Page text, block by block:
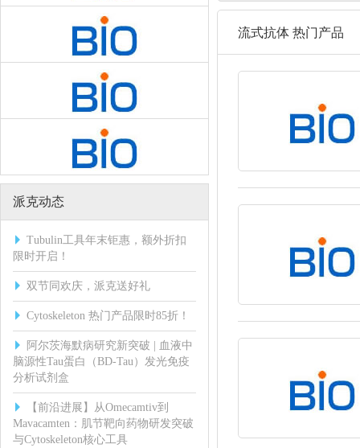
派克动态
Tubulin工具年末钜惠，额外折扣
限时开启！
双节同欢庆，派克送好礼
Cytoskeleton 热门产品限时85折！
阿尔茨海默病研究新突破 | 血液中
脑源性Tau蛋白（BD-Tau）发光免疫
分析试剂盒
【前沿进展】从Omecamtiv到
Mavacamten：肌节靶向药物研发突破
与Cytoskeleton核心工具
流式抗体 热门产品